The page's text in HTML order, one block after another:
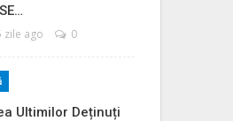
zile ago 0
Ultimilor Deținuți